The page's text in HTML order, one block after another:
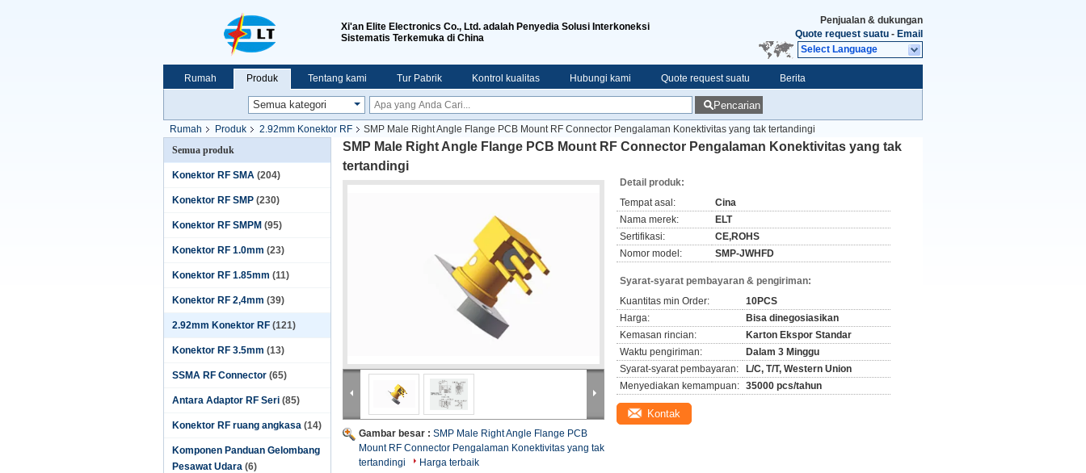
Xi'an Elite Electronics Co., Ltd. adalah Penyedia Solusi Interkoneksi
Sistematis Terkemuka di China
Penjualan & dukungan
Quote request suatu - Email
Select Language
Rumah Produk Tentang kami Tur Pabrik Kontrol kualitas Hubungi kami Quote request suatu Berita
Pertunjukan VR Pencarian
Rumah Produk 2.92mm Konektor RF
SMP Male Right Angle Flange PCB Mount RF Connector Pengalaman Konektivitas yang tak tertandingi
Semua produk
Konektor RF SMA (204)
Konektor RF SMP (230)
Konektor RF SMPM (95)
Konektor RF 1.0mm (23)
Konektor RF 1.85mm (11)
Konektor RF 2,4mm (39)
2.92mm Konektor RF (121)
Konektor RF 3.5mm (13)
SSMA RF Connector (65)
Antara Adaptor RF Seri (85)
Konektor RF ruang angkasa (14)
Komponen Panduan Gelombang
Pesawat Udara (6)
SMP Male Right Angle Flange PCB Mount RF Connector Pengalaman Konektivitas yang tak
tertandingi
Gambar besar : SMP Male Right Angle Flange PCB
Mount RF Connector Pengalaman Konektivitas yang tak
tertandingi
Harga terbaik
Detail produk:
Tempat asal:
Cina
Nama merek:
ELT
Sertifikasi:
CE,ROHS
Nomor model:
SMP-JWHFD
Syarat-syarat pembayaran & pengiriman:
Kuantitas min Order:
10PCS
Harga:
Bisa dinegosiasikan
Kemasan rincian:
Karton Ekspor Standar
Waktu pengiriman:
Dalam 3 Minggu
Syarat-syarat pembayaran:
L/C, T/T, Western Union
Menyediakan kemampuan: 35000 pcs/tahun
Kontak